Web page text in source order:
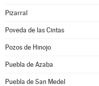
Pizarral
Poveda de las Cintas
Pozos de Hinojo
Puebla de Azaba
Puebla de San Medel